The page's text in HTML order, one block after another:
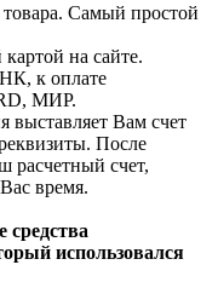
Самый простой
на сайте.
к оплате
МИР.
выставляет Вам счет
После
расчетный счет,
время.
средства
использовался